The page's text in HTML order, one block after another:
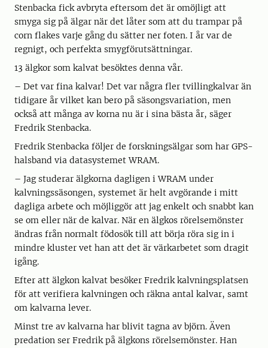
Stenbacka fick avbryta eftersom det är omöjligt att
smyga sig på älgar när det låter som att du trampar på
corn flakes varje gång du sätter ner foten. I år var de
regnigt, och perfekta smygförutsättningar.
­13 älgkor som kalvat besöktes denna vår.
– Det var fina kalvar! Det var några fler tvillingkalvar än
tidigare år vilket kan bero på säsongsvariation, men
också att många av korna nu är i sina bästa år, säger
Fredrik Stenbacka.
Fredrik Stenbacka följer de forskningsälgar som har GPS-
halsband via datasystemet WRAM.
– Jag studerar älgkorna dagligen i WRAM under
kalvningssäsongen, systemet är helt avgörande i mitt
dagliga arbete och möjliggör att jag enkelt och snabbt kan
se om eller när de kalvar. När en älgkos rörelsemönster
ändras från normalt födosök till att börja röra sig in i
mindre kluster vet han att det är värkarbetet som dragit
igång.
Efter att älgkon kalvat besöker Fredrik kalvningsplatsen
för att verifiera kalvningen och räkna antal kalvar, samt
om kalvarna lever.
Minst tre av kalvarna har blivit tagna av björn. Även
predation ser Fredrik på älgkons rörelsemönster. Han